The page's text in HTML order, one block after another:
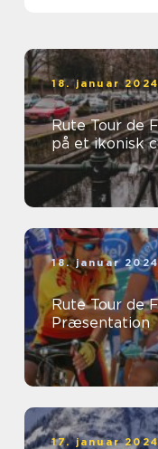
18. januar 2024
Rute Tour de
på et ikonisk
18. januar 2024
Rute Tour de
Præsentation
17. januar 2024